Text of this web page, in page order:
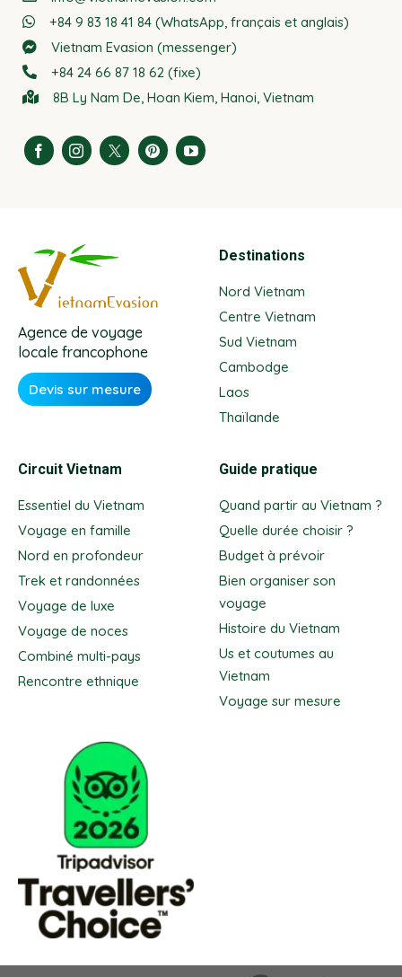
+84 9 83 18 41 84 (WhatsApp, français et anglais)
Vietnam Evasion (messenger)
+84 24 66 87 18 62 (fixe)
8B Ly Nam De, Hoan Kiem, Hanoi, Vietnam
Agence de voyage
locale francophone
Devis sur mesure
Destinations
Nord Vietnam
Centre Vietnam
Sud Vietnam
Cambodge
Laos
Thaïlande
Circuit Vietnam
Essentiel du Vietnam
Voyage en famille
Nord en profondeur
Trek et randonnées
Voyage de luxe
Voyage de noces
Combiné multi-pays
Rencontre ethnique
Guide pratique
Quand partir au Vietnam ?
Quelle durée choisir ?
Budget à prévoir
Bien organiser son
voyage
Histoire du Vietnam
Us et coutumes au
Vietnam
Voyage sur mesure